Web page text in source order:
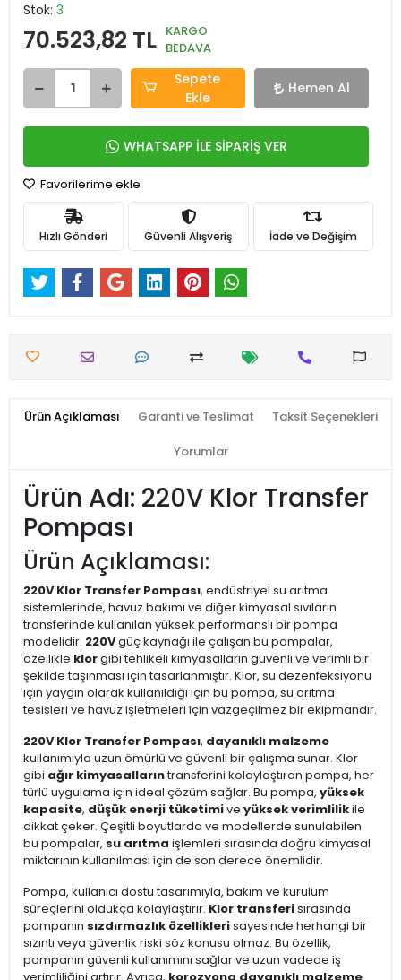
Stok: 3
70.523,82 TL KARGO
BEDAVA
Sepete
Ekle
Hemen Al
WHATSAPP İLE SİPARİŞ VER
Favorilerime ekle
Hızlı Gönderi Güvenli Alışveriş İade ve Değişim
Ürün Açıklaması Garanti ve Teslimat Taksit Seçenekleri
Yorumlar
Ürün Adı: 220V Klor Transfer
Pompası
Ürün Açıklaması:
220V Klor Transfer Pompası, endüstriyel su arıtma
sistemlerinde, havuz bakımı ve diğer kimyasal sıvıların
transferinde kullanılan yüksek performanslı bir pompa
modelidir. 220Vgüç kaynağı ile çalışan bu pompalar,
özellikle klorgibi tehlikeli kimyasalların güvenli ve verimli bir
şekilde taşınması için tasarlanmıştır. Klor, su dezenfeksiyonu
için yaygın olarak kullanıldığı için bu pompa, su arıtma
tesisleri ve havuz işletmeleri için vazgeçilmez bir ekipmandır.
220V Klor Transfer Pompası, dayanıklı malzeme
kullanımıyla uzun ömürlü ve güvenli bir çalışma sunar. Klor
gibi ağır kimyasallarıntransferini kolaylaştıran pompa, her
türlü uygulama için ideal çözüm sağlar. Bu pompa, yüksek
kapasite, düşük enerji tüketimive yüksek verimlilikile
dikkat çeker. Çeşitli boyutlarda ve modellerde sunulabilen
bu pompalar, su arıtma işlemleri sırasında doğru kimyasal
miktarının kullanılması için de son derece önemlidir.
Pompa, kullanıcı dostu tasarımıyla, bakım ve kurulum
süreçlerini oldukça kolaylaştırır. Klor transferisırasında
pompanın sızdırmazlık özelliklerisayesinde herhangi bir
sızıntı veya güvenlik riski söz konusu olmaz. Bu özellik,
pompanın güvenli kullanımını sağlar ve uzun vadede iş